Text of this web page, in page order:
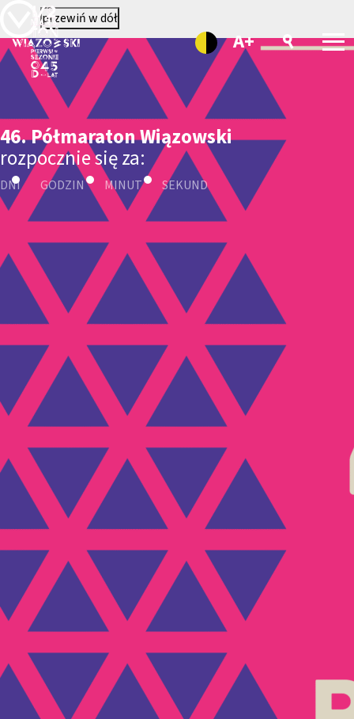
A+
przewiń w dół
46. Półmaraton Wiązowski
rozpocznie się za:
DNI GODZIN MINUT SEKUND